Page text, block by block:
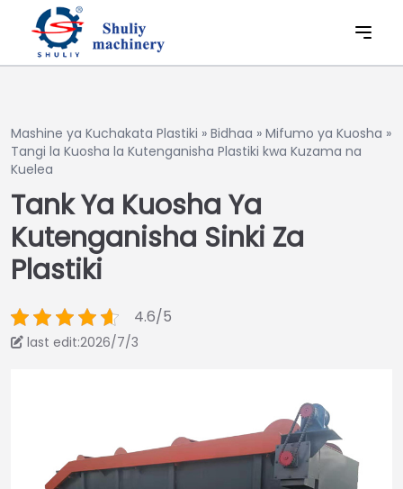
Mashine ya Kuchakata Plastiki » Bidhaa » Mifumo ya Kuosha »
Tangi la Kuosha la Kutenganisha Plastiki kwa Kuzama na
Kuelea
Tank Ya Kuosha Ya
Kutenganisha Sinki Za
Plastiki
4.6/5
last edit:2026/7/3